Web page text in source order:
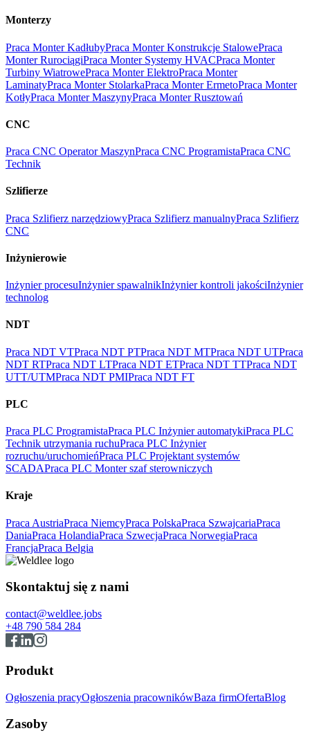
Monterzy
Praca Monter KadłubyPraca Monter Konstrukcje StalowePraca
Monter RurociągiPraca Monter Systemy HVACPraca Monter
Turbiny WiatrowePraca Monter ElektroPraca Monter
LaminatyPraca Monter StolarkaPraca Monter ErmetoPraca Monter
KotłyPraca Monter MaszynyPraca Monter Rusztowań
CNC
Praca CNC Operator MaszynPraca CNC ProgramistaPraca CNC
Technik
Szlifierze
Praca Szlifierz narzędziowyPraca Szlifierz manualnyPraca Szlifierz
CNC
Inżynierowie
Inżynier procesuInżynier spawalnikInżynier kontroli jakościInżynier
technolog
NDT
Praca NDT VTPraca NDT PTPraca NDT MTPraca NDT UTPraca
NDT RTPraca NDT LTPraca NDT ETPraca NDT TTPraca NDT
UTT/UTMPraca NDT PMIPraca NDT FT
PLC
Praca PLC ProgramistaPraca PLC Inżynier automatykiPraca PLC
Technik utrzymania ruchuPraca PLC Inżynier
rozruchu/uruchomieńPraca PLC Projektant systemów
SCADAPraca PLC Monter szaf sterowniczych
Kraje
Praca AustriaPraca NiemcyPraca PolskaPraca SzwajcariaPraca
DaniaPraca HolandiaPraca SzwecjaPraca NorwegiaPraca
FrancjaPraca Belgia
Skontaktuj się z nami
contact@weldlee.jobs
+48 790 584 284
Produkt
Ogłoszenia pracyOgłoszenia pracownikówBaza firmOfertaBlog
Zasoby